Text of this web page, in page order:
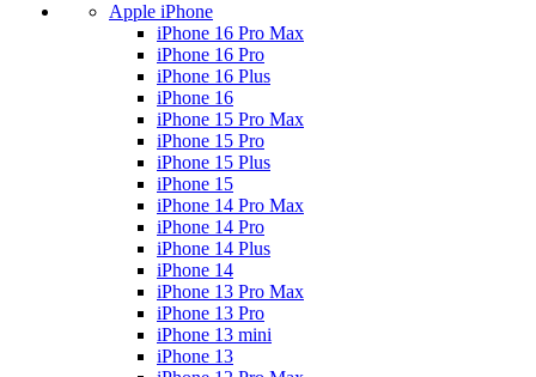
Apple iPhone
iPhone 16 Pro Max
iPhone 16 Pro
iPhone 16 Plus
iPhone 16
iPhone 15 Pro Max
iPhone 15 Pro
iPhone 15 Plus
iPhone 15
iPhone 14 Pro Max
iPhone 14 Pro
iPhone 14 Plus
iPhone 14
iPhone 13 Pro Max
iPhone 13 Pro
iPhone 13 mini
iPhone 13